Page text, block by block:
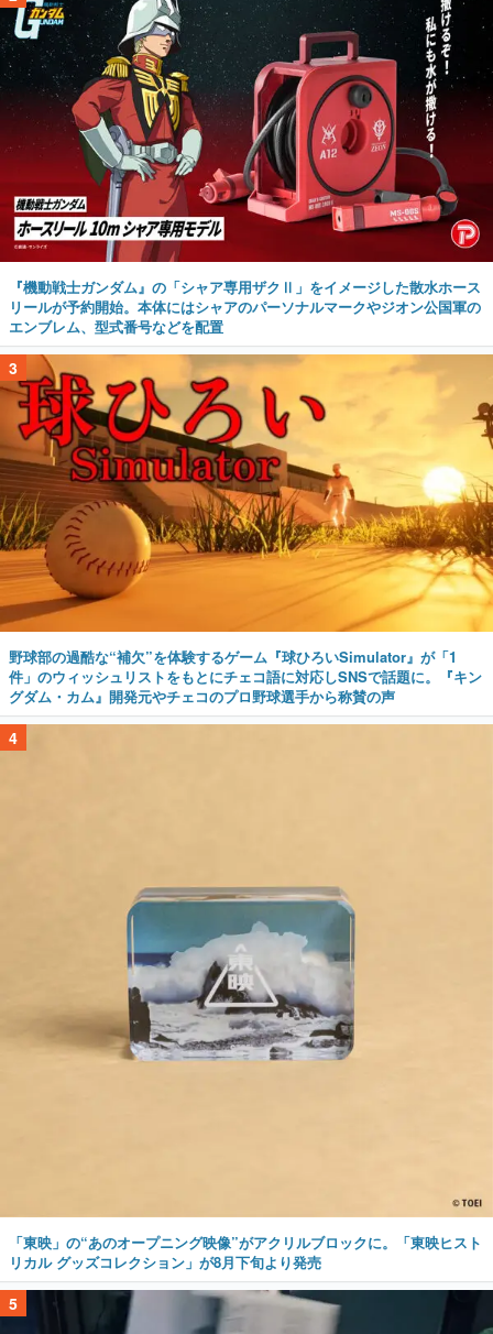
『機動戦士ガンダム』の「シャア専用ザクⅡ」をイメージした散水ホース
リールが予約開始。本体にはシャアのパーソナルマークやジオン公国軍の
エンブレム、型式番号などを配置
3
野球部の過酷な“補欠”を体験するゲーム『球ひろいSimulator』が「1
件」のウィッシュリストをもとにチェコ語に対応しSNSで話題に。『キン
グダム・カム』開発元やチェコのプロ野球選手から称賛の声
4
「東映」の“あのオープニング映像”がアクリルブロックに。「東映ヒスト
リカル グッズコレクション」が8月下旬より発売
5